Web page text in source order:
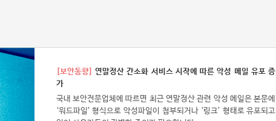
[보안동향]
연말정산 간소화 서비스 시작에 따른 악성 메일 유포 증
가
국내 보안전문업체에 따르면 최근 연말정산 관련 악성 메일은 본문에
‘워드파일’ 형식으로 악성파일이 첨부되거나 ‘링크’ 형태로 유포되고